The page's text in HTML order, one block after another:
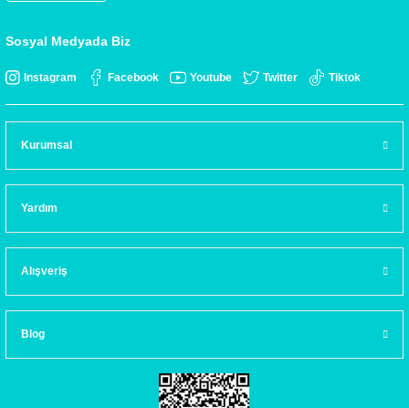
Sosyal Medyada Biz
Instagram Facebook Youtube Twitter Tiktok
Kurumsal
Yardım
Alışveriş
Blog